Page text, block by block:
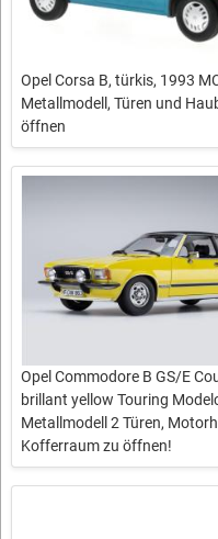
Opel Corsa B, türkis, 1993
Metallmodell, Türen und
öffnen
Opel Commodore B GS/E
brillant yellow Touring
Metallmodell 2 Türen,
Kofferraum zu öffnen!